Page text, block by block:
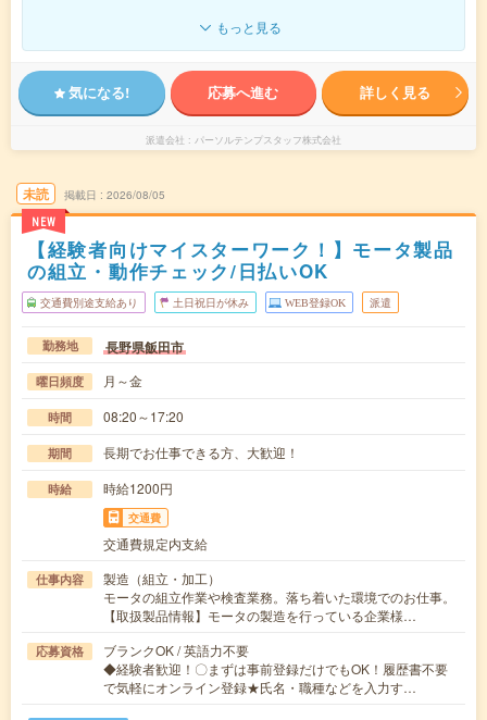
もっと見る
気になる! 応募へ進む 詳しく見る
派遣会社 パーソルテンプスタッフ株式会社
未読
NEW
掲載日 2026/08/05
【経験者向けマイスターワーク！】モータ製品
の組立・動作チェック/日払いOK
交通費別途支給あり 土日祝日が休み WEB登録OK 派遣
勤務地 長野県飯田市
曜日頻度 月～金
時間 08:20～17:20
期間 長期でお仕事できる方、大歓迎！
時給 時給1200円
交通費
交通費規定内支給
仕事内容
製造（組立・加工）
モータの組立作業や検査業務。落ち着いた環境でのお仕事。
【取扱製品情報】モータの製造を行っている企業様…
応募資格
ブランクOK / 英語力不要
◆経験者歓迎！〇まずは事前登録だけでもOK！履歴書不要
で気軽にオンライン登録★氏名・職種などを入力す…